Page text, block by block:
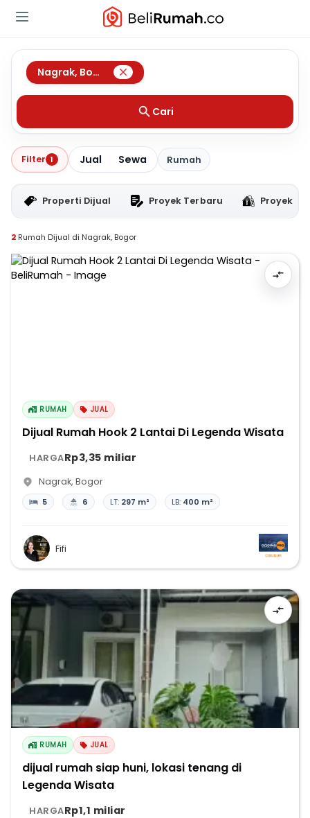
Nagrak, Bogor
Cari
Filter 1 Jual Sewa Rumah
Properti Dijual Proyek Terbaru Proyek
2 Rumah Dijual di Nagrak, Bogor
RUMAH JUAL
Dijual Rumah Hook 2 Lantai Di Legenda Wisata
HARGARp3,35 miliar
Nagrak, Bogor
5 6 LT: 297 m² LB: 400 m²
Fifi
RUMAH JUAL
dijual rumah siap huni, lokasi tenang di
Legenda Wisata
HARGARp1,1 miliar